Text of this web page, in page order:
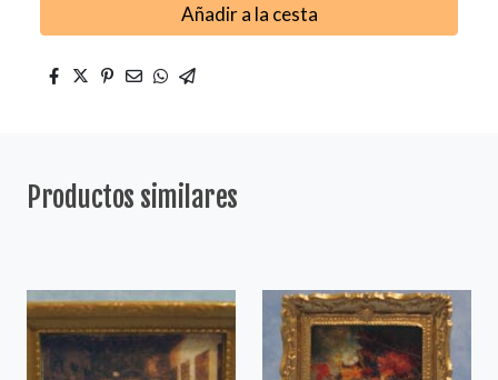
Añadir a la cesta
Productos similares